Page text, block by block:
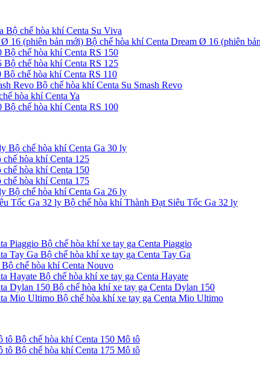
Bộ chế hòa khí Centa Su Viva
Bộ chế hòa khí Centa Dream Ø 16 (phiên
Bộ chế hòa khí Centa RS 150
Bộ chế hòa khí Centa RS 125
Bộ chế hòa khí Centa RS 110
Bộ chế hòa khí Centa Su Smash Revo
hòa khí Centa Ya
Bộ chế hòa khí Centa RS 100
Bộ chế hòa khí Centa Ga 30 ly
chế hòa khí Centa 125
chế hòa khí Centa 150
chế hòa khí Centa 175
Bộ chế hòa khí Centa Ga 26 ly
Bộ chế hòa khí Thành Đạt Siêu Tốc Ga 32 ly
Bộ chế hòa khí xe tay ga Centa Piaggio
Bộ chế hòa khí xe tay ga Centa Tay Ga
Bộ chế hòa khí Centa Nouvo
Bộ chế hòa khí xe tay ga Centa Hayate
Bộ chế hòa khí xe tay ga Centa Dylan 150
Bộ chế hòa khí xe tay ga Centa Mio Ultimo
Bộ chế hòa khí Centa 150 Mô tô
Bộ chế hòa khí Centa 175 Mô tô